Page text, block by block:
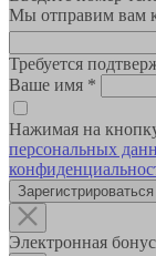
Мы отправим вам
Требуется
Ваше имя *
Нажимая на
персональных
Зарегистрироваться
Электронная